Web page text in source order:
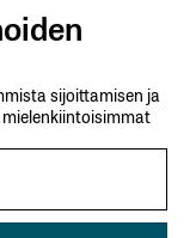
sijoittamisen ja